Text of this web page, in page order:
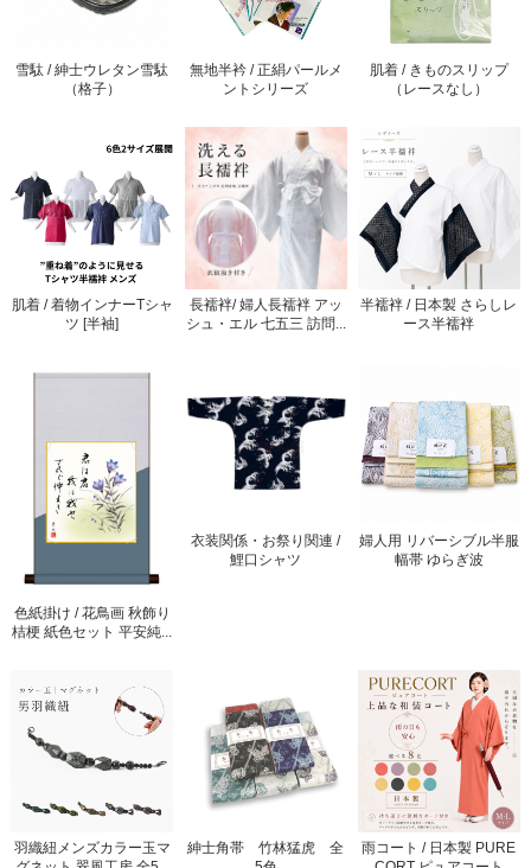
雪駄 / 紳士ウレタン雪駄
（格子）
無地半衿 / 正絹パールメ
ントシリーズ
肌着 / きものスリップ
（レースなし）
肌着 / 着物インナーTシャ
ツ [半袖]
長襦袢/ 婦人長襦袢 アッ
シュ・エル 七五三 訪問...
半襦袢 / 日本製 さらしレ
ース半襦袢
色紙掛け / 花鳥画 秋飾り
桔梗 紙色セット 平安純...
衣装関係・お祭り関連 /
鯉口シャツ
婦人用 リバーシブル半服
幅帯 ゆらぎ波
羽織紐メンズカラー玉マ
紳士角帯 竹林猛虎 全
雨コート / 日本製 PURE